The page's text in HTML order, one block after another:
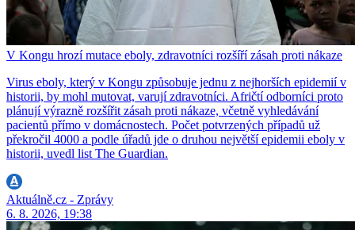
V Kongu hrozí mutace eboly, zdravotníci rozšíří zásah proti nákaze
Virus eboly, který v Kongu způsobuje jednu z nejhorších epidemií v
historii, by mohl mutovat, varují zdravotníci. Afričtí odborníci proto
plánují výrazně rozšířit zásah proti nákaze, včetně vyhledávání
pacientů přímo v domácnostech. Počet potvrzených případů už
překročil 4000 a podle úřadů jde o druhou největší epidemii eboly v
historii, uvedl list The Guardian.
Aktuálně.cz - Zprávy
6. 8. 2026, 19:38